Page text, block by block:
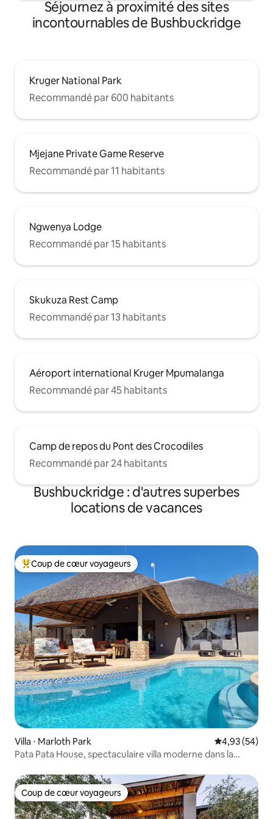
Séjournez à proximité des sites
incontournables de Bushbuckridge
Kruger National Park
Recommandé par 600 habitants
Mjejane Private Game Reserve
Recommandé par 11 habitants
Ngwenya Lodge
Recommandé par 15 habitants
Skukuza Rest Camp
Recommandé par 13 habitants
Aéroport international Kruger Mpumalanga
Recommandé par 45 habitants
Camp de repos du Pont des Crocodiles
Recommandé par 24 habitants
Bushbuckridge : d'autres superbes
locations de vacances
Coups de cœur voyageurs les plus appréciés
Coup de cœur voyageurs
Villa ⋅ Marloth Park Évaluation
4,93 (54)
Pata Pata House, spectaculaire villa moderne dans la
Coup de cœur voyageurs
Coup de cœur voyageurs